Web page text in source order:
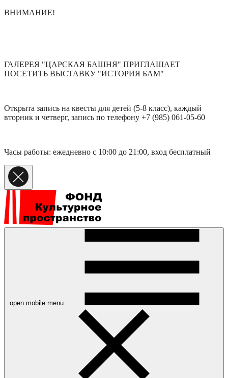
ВНИМАНИЕ!
ГАЛЕРЕЯ "ЦАРСКАЯ БАШНЯ" ПРИГЛАШАЕТ
ПОСЕТИТЬ ВЫСТАВКУ "ИСТОРИЯ БАМ"
Открыта запись на квесты для детей (5-8 класс), каждый
вторник и четверг, запись по телефону +7 (985) 061-05-60
Часы работы: ежедневно с 10:00 до 21:00, вход бесплатный
open mobile menu